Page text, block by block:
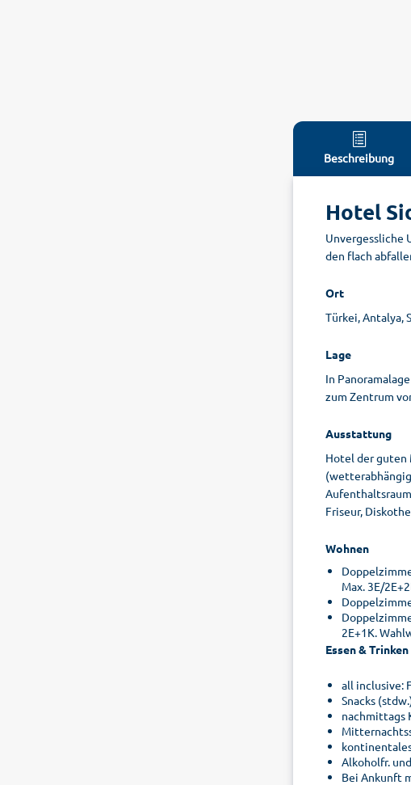
Beschreibung
Hotel
Unvergessliche
den flach
Ort
Türkei, Antalya,
Lage
In
zum Zentrum
Ausstattung
Hotel der guten
Friseur,
Wohnen
Max. 3E/
2E+1K.
Essen & Trinken
all inclusive:
Snacks
nachmittags
Alkoholfr.
Bei Ankunft